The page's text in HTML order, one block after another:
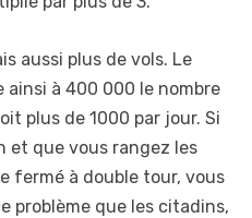
aussi plus de vols. Le
ainsi à 400 000 le nombre
plus de 1000 par jour. Si
et que vous rangez les
fermé à double tour, vous
problème que les citadins,